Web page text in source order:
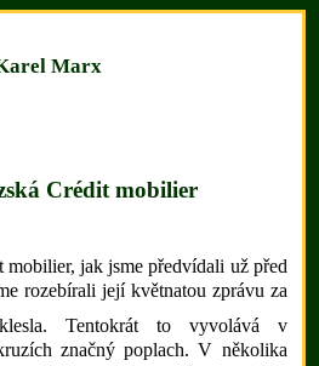
Marx
Crédit mobilier
mobilier, jak jsme předvídali už před
rozebírali její květnatou zprávu za
Tentokrát to vyvolává v
značný poplach. V několika